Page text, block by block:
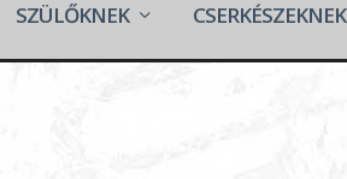
SZÜLŐKNEK CSERKÉSZEKNEK